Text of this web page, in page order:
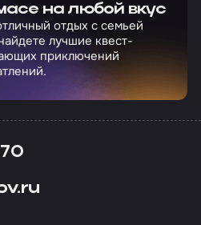
на любой вкус
отдых с семьей
лучшие квест-
приключений